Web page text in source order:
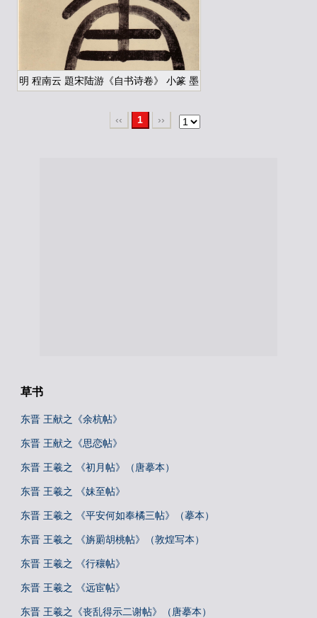
明 程南云 題宋陆游《自书诗卷》 小篆 墨
‹‹ 1 ››
草书
东晋 王献之《余杭帖》
东晋 王献之《思恋帖》
东晋 王羲之 《初月帖》（唐摹本）
东晋 王羲之 《妹至帖》
东晋 王羲之 《平安何如奉橘三帖》（摹本）
东晋 王羲之 《旃罽胡桃帖》（敦煌写本）
东晋 王羲之 《行穰帖》
东晋 王羲之 《远宦帖》
东晋 王羲之《丧乱得示二谢帖》（唐摹本）